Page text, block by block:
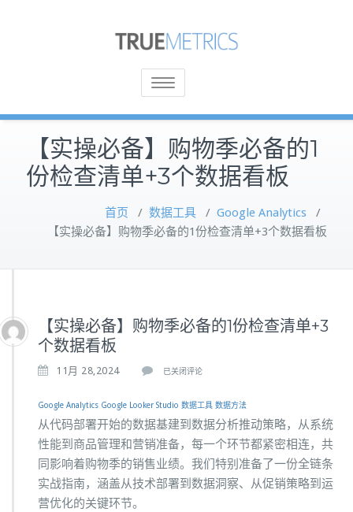
Toggle
【实操必备】购物季必备的1
份检查清单+3个数据看板
首页 / 数据工具 / Google Analytics /
【实操必备】购物季必备的1份检查清单+3个数据看板
【实操必备】购物季必备的1份检查清单+3
个数据看板
11月 28,2024
【实
必
备】
购
物
季
已关闭评论
Google Analytics Google Looker Studio 数据工具 数据方法
从代码部署开始的数据基建到数据分析推动策略，从系统
性能到商品管理和营销准备，每一个环节都紧密相连，共
同影响着购物季的销售业绩。我们特别准备了一份全链条
实战指南，涵盖从技术部署到数据洞察、从促销策略到运
营优化的关键环节。